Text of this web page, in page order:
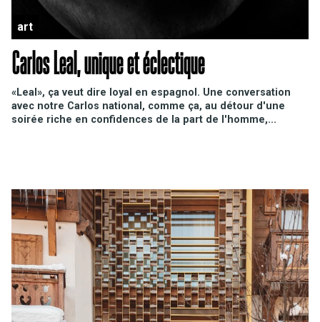
art
Carlos Leal, unique et éclectique
«Leal», ça veut dire loyal en espagnol. Une conversation
avec notre Carlos national, comme ça, au détour d'une
soirée riche en confidences de la part de l'homme,...